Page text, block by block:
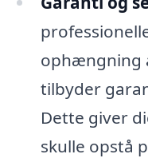
ophængning
tilbyder
Dette giver
skulle opstå